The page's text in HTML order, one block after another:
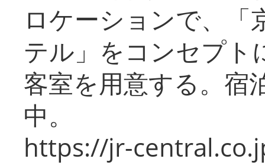
ロケーションで、「
テル」をコンセプト
客室を用意する。宿
中。
https://jr-